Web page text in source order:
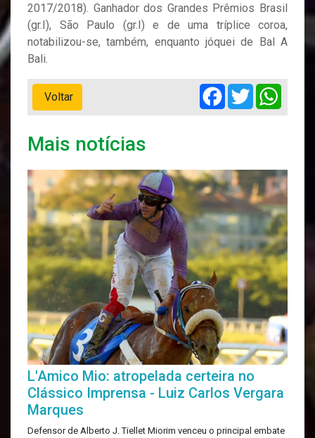
2017/2018). Ganhador dos Grandes Prêmios Brasil
(gr.I), São Paulo (gr.I) e de uma tríplice coroa,
notabilizou-se, também, enquanto jóquei de Bal A
Bali.
Voltar
Facebook
Twitter
Mais notícias
L'Amico Mio: atropelada certeira no
Clássico Imprensa - Luiz Carlos Vergara
Marques
Defensor de Alberto J. Tiellet Miorim venceu o principal embate